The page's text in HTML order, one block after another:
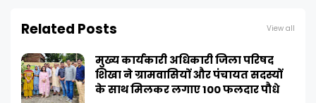
Related Posts View all
मुख्य कार्यकारी अधिकारी जिला परिषद
शिखा ने ग्रामवासियों और पंचायत सदस्यों
के साथ मिलकर लगाए 100 फलदार पौधे